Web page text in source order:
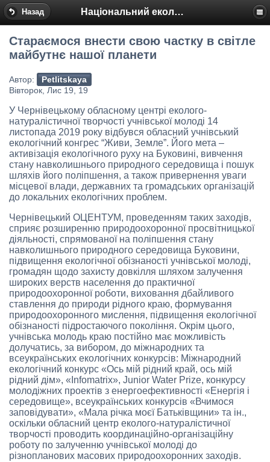
Назад Національний еколого-натуралістичний центр
Стараємося внести свою частку в світле
майбутнє нашої планети
Автор:
Petlitskaya
Вівторок, Лис 19, 19
У Чернівецькому обласному центрі еколого-
натуралістичної творчості учнівської молоді 14
листопада 2019 року відбувся обласний учнівський
екологічний конгрес “Живи, Земле”. Його мета –
активізація екологічного руху на Буковині, вивчення
стану навколишнього природного середовища і пошук
шляхів його поліпшення, а також привернення уваги
місцевої влади, державних та громадських організацій
до локальних екологічних проблем.
Чернівецький ОЦЕНТУМ, проведенням таких заходів,
сприяє розширенню природоохоронної просвітницької
діяльності, спрямованої на поліпшення стану
навколишнього природного середовища Буковини,
підвищення екологічної обізнаності учнівської молоді,
громадян щодо захисту довкілля шляхом залучення
широких верств населення до практичної
природоохоронної роботи, виховання дбайливого
ставлення до природи рідного краю, формування
природоохоронного мислення, підвищення екологічної
обізнаності підростаючого покоління. Окрім цього,
учнівська молодь краю постійно має можливість
долучатись, за вибором, до міжнародних та
всеукраїнських екологічних конкурсів: Міжнародний
екологічний конкурс «Ось мій рідний край, ось мій
рідний дім», «Infomatrix», Junior Water Prize, конкурсу
молодіжних проектів з енергоефективності «Енергія і
середовище», всеукраїнських конкурсів «Вчимося
заповідувати», «Мала річка моєї Батьківщини» та ін.,
оскільки обласний центр еколого-натуралістичної
творчості проводить координаційно-організаційну
роботу по залученню учнівської молоді до
різнопланових масових природоохоронних заходів.